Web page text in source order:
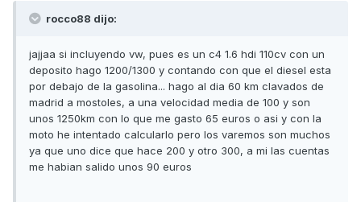
rocco88 dijo:
jajjaa si incluyendo vw, pues es un c4 1.6 hdi 110cv con un
deposito hago 1200/1300 y contando con que el diesel esta
por debajo de la gasolina... hago al dia 60 km clavados de
madrid a mostoles, a una velocidad media de 100 y son
unos 1250km con lo que me gasto 65 euros o asi y con la
moto he intentado calcularlo pero los varemos son muchos
ya que uno dice que hace 200 y otro 300, a mi las cuentas
me habian salido unos 90 euros